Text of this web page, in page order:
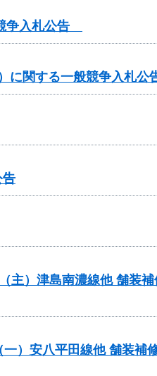
争入札公告
に関する一般競争入札公
告
主）津島南濃線他 舗装
）安八平田線他 舗装補